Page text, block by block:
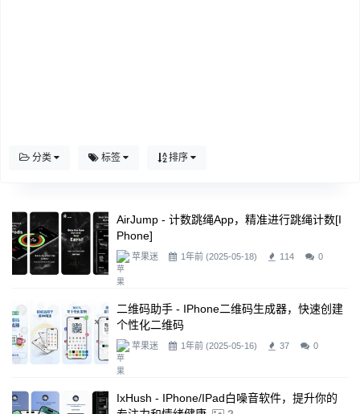
分类 标签 排序
AirJump - 计数跳绳app，精准进行跳绳计数[i
Phone]
苹果迷 1年前 (2025-05-18) 114 0
二维码助手 - IPhone二维码生成器，快速创建
个性化二维码
苹果迷 1年前 (2025-05-16) 37 0
IxHush - IPhone/iPad白噪音软件，提升你的